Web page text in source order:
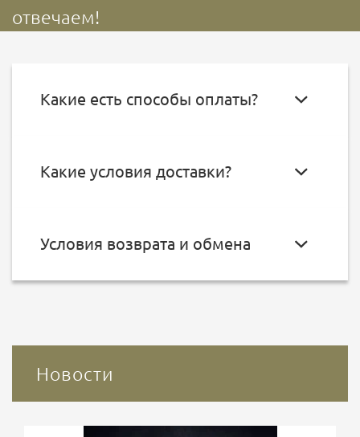
отвечаем!
Какие есть способы оплаты?
Какие условия доставки?
Условия возврата и обмена
Новости